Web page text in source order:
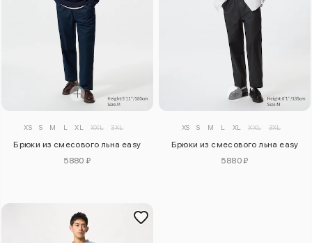
XS S M L XL XXL 3XL
Брюки из смесового льна easy
5880 ₽
XS S M L XL XXL 3XL
Брюки из смесового льна easy
5880 ₽